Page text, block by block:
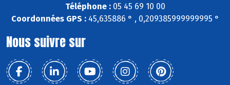
Téléphone :05 45 69 10 00
Coordonnées GPS :45,635886 ° , 0,209385999999995 °
Nous suivre sur